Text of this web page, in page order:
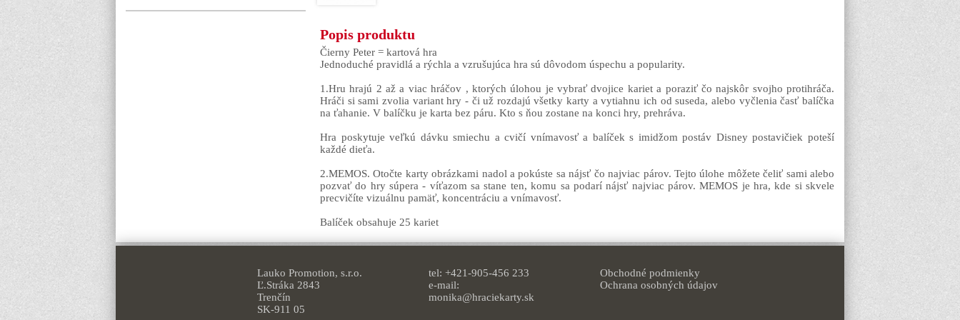
Popis produktu
Čierny Peter = kartová hra
Jednoduché pravidlá a rýchla a vzrušujúca hra sú dôvodom úspechu a popularity.
1.Hru hrajú 2 až a viac hráčov , ktorých úlohou je vybrať dvojice kariet a poraziť čo najskôr svojho protihráča.
Hráči si sami zvolia variant hry - či už rozdajú všetky karty a vytiahnu ich od suseda, alebo vyčlenia časť balíčka
na ťahanie. V balíčku je karta bez páru. Kto s ňou zostane na konci hry, prehráva.
Hra poskytuje veľkú dávku smiechu a cvičí vnímavosť a balíček s imidžom postáv Disney postavičiek poteší
každé dieťa.
2.MEMOS. Otočte karty obrázkami nadol a pokúste sa nájsť čo najviac párov. Tejto úlohe môžete čeliť sami alebo
pozvať do hry súpera - víťazom sa stane ten, komu sa podarí nájsť najviac párov. MEMOS je hra, kde si skvele
precvičíte vizuálnu pamäť, koncentráciu a vnímavosť.
Balíček obsahuje 25 kariet
Lauko Promotion, s.r.o.
Ľ.Stráka 2843
Trenčín
SK-911 05
tel: +421-905-456 233
e-mail:
monika@hraciekarty.sk
Obchodné podmienky
Ochrana osobných údajov